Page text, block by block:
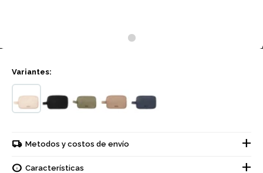
Variantes:
Metodos y costos de envío
Características